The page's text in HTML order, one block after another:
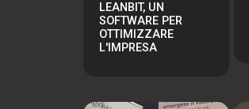
LEANBIT, UN
SOFTWARE PER
OTTIMIZZARE
L'IMPRESA